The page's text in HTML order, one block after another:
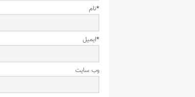
نام*
ایمیل*
وب‌ سایت